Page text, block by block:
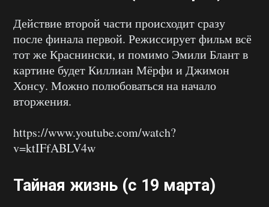
Действие второй части происходит сразу
после финала первой. Режиссирует фильм всё
тот же Краснински, и помимо Эмили Блант в
картине будет Киллиан Мёрфи и Джимон
Хонсу. Можно полюбоваться на начало
вторжения.
https://www.youtube.com/watch?
v=ktIFfABLV4w
Тайная жизнь (с 19 марта)